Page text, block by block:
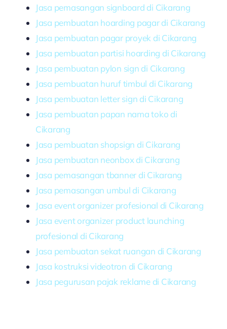
Jasa pemasangan signboard di Cikarang
Jasa pembuatan hoarding pagar di Cikarang
Jasa pembuatan pagar proyek di Cikarang
Jasa pembuatan partisi hoarding di Cikarang
Jasa pembuatan pylon sign di Cikarang
Jasa pembuatan huruf timbul di Cikarang
Jasa pembuatan letter sign di Cikarang
Jasa pembuatan papan nama toko di
Cikarang
Jasa pembuatan shopsign di Cikarang
Jasa pembuatan neonbox di Cikarang
Jasa pemasangan tbanner di Cikarang
Jasa pemasangan umbul di Cikarang
Jasa event organizer profesional di Cikarang
Jasa event organizer product launching
profesional di Cikarang
Jasa pembuatan sekat ruangan di Cikarang
Jasa kostruksi videotron di Cikarang
Jasa pegurusan pajak reklame di Cikarang